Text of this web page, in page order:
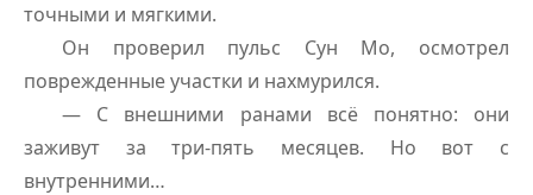
точными и мягкими.
Он проверил пульс Сун Мо, осмотрел
поврежденные участки и нахмурился.
— С внешними ранами всё понятно: они
заживут за три-пять месяцев. Но вот с
внутренними…